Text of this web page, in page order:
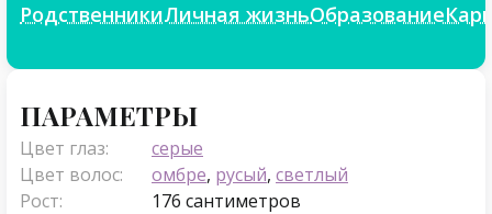
РодственникиЛичная жизньОбразование
ПАРАМЕТРЫ
Цвет глаз:
серые
Цвет волос:
омбре, русый, светлый
Рост:
176 сантиметров